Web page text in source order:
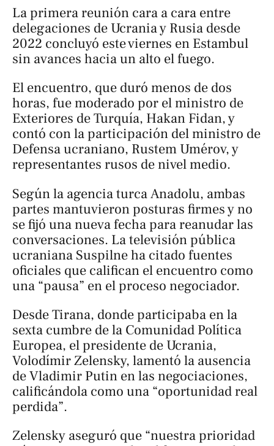
La primera reunión cara a cara entre
delegaciones de Ucrania y Rusia desde
2022 concluyó este viernes en Estambul
sin avances hacia un alto el fuego.
El encuentro, que duró menos de dos
horas, fue moderado por el ministro de
Exteriores de Turquía, Hakan Fidan, y
contó con la participación del ministro de
Defensa ucraniano, Rustem Umérov, y
representantes rusos de nivel medio.
Según la agencia turcaAnadolu, ambas
partes mantuvieron posturas firmes y no
se fijó una nueva fecha para reanudar las
conversaciones. La televisión pública
ucraniana Suspilne ha citado fuentes
oficiales que califican el encuentro como
una “pausa” en el proceso negociador.
Desde Tirana, donde participaba en la
sexta cumbre de la Comunidad Política
Europea, el presidente de Ucrania,
Volodímir Zelensky, lamentó la ausencia
de Vladimir Putin en las negociaciones,
calificándola como una “oportunidad real
perdida”.
Zelensky aseguró que “nuestra prioridad